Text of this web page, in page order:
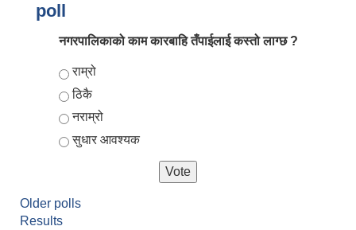
poll
नगरपालिकाको काम कारबाहि तँपाईलाई कस्तो लाग्छ ?
Choices
राम्रो
ठिकै
नराम्रो
सुधार आवश्यक
Older polls
Results